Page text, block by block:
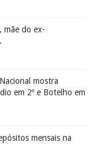
mãe do ex-
mostra
em 2º e Botelho em
mensais na